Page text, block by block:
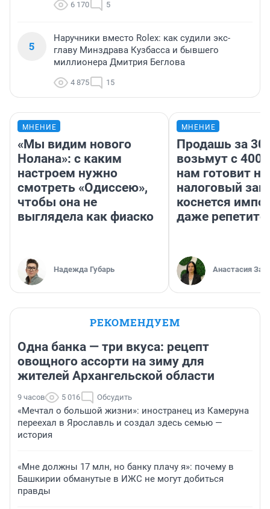
6 170 5
5
Наручники вместо Rolex: как судили экс-
главу Минздрава Кузбасса и бывшего
миллионера Дмитрия Беглова
4 875 15
МНЕНИЕ
«Мы видим нового
Нолана»: с каким
настроем нужно
смотреть «Одиссею»,
чтобы она не
выглядела как фиаско
Надежда Губарь
МНЕНИЕ
Продашь за
возьмут с
нам готовит
налоговый
коснется
даже
Анастасия
РЕКОМЕНДУЕМ
Одна банка — три вкуса: рецепт
овощного ассорти на зиму для
жителей Архангельской области
9 часов 5 016 Обсудить
«Мечтал о большой жизни»: иностранец из Камеруна
переехал в Ярославль и создал здесь семью —
история
«Мне должны 17 млн, но банку плачу я»: почему в
Башкирии обманутые в ИЖС не могут добиться
правды